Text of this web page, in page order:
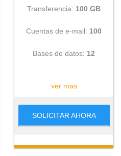
Transferencia: 100 GB
Cuentas de e-mail: 100
Bases de datos: 12
ver mas
SOLICITAR AHORA